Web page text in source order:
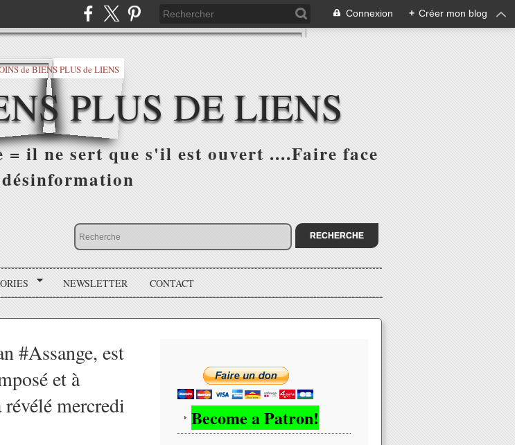
Connexion + Créer mon blog
PLUS DE LIENS
il ne sert que s'il est ouvert ....Faire face
NEWSLETTER CONTACT
#Assange, est
et à
mercredi
Become a Patron!